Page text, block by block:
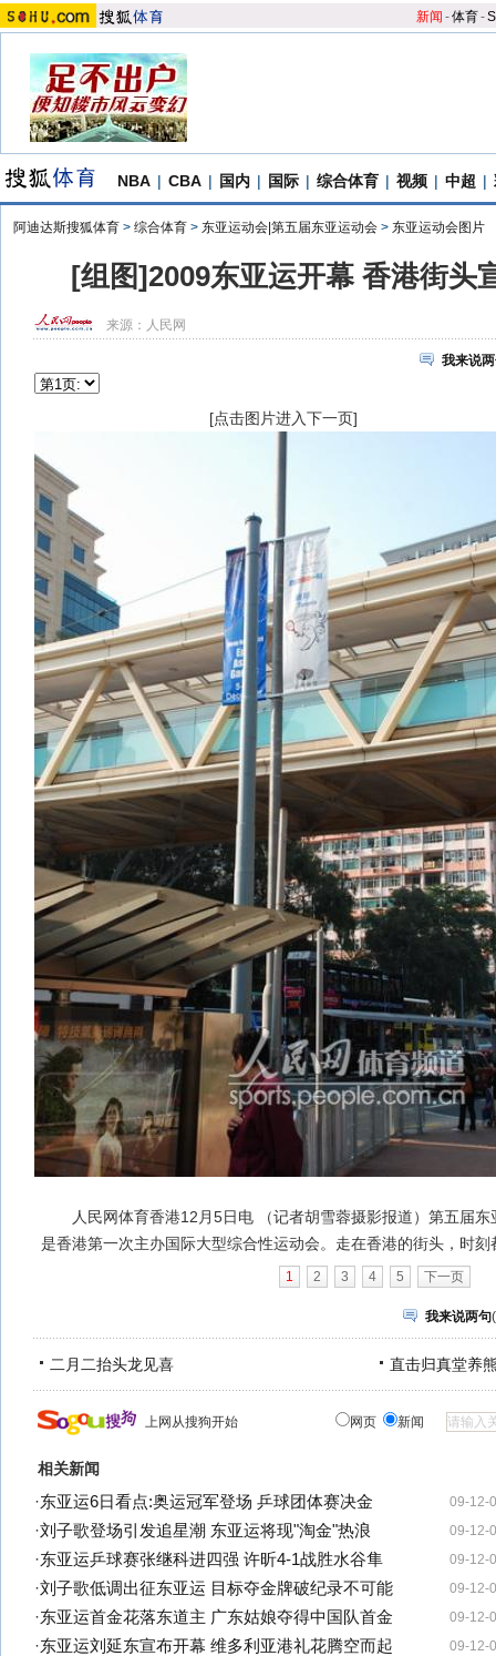
新闻 -体育-S
NBA | CBA | 国内 | 国际 | 综合体育 | 视频 | 中超 |
阿迪达斯搜狐体育 > 综合体育 > 东亚运动会|第五届东亚运动会 > 东亚运动会图片
[组图]2009东亚运开幕 香港街头
来源： 人民网
我来说
[点击图片进入下一页]
人民网体育香港12月5日电 （记者胡雪蓉摄影报道）第五届东
是香港第一次主办国际大型综合性运动会。走在香港的街头，时
1 2 3 4 5 下一页
我来说两句(
二月二抬头龙见喜 直击归真堂养
上网从搜狗开始 网页 新闻
相关新闻
09-12-
·东亚运6日看点:奥运冠军登场 乒球团体赛决金
09-12-
·刘子歌登场引发追星潮 东亚运将现"淘金"热浪
09-12-
·东亚运乒球赛张继科进四强 许昕4-1战胜水谷隼
09-12-
·刘子歌低调出征东亚运 目标夺金牌破纪录不可能
09-12-
·东亚运首金花落东道主 广东姑娘夺得中国队首金
09-12-
·东亚运刘延东宣布开幕 维多利亚港礼花腾空而起